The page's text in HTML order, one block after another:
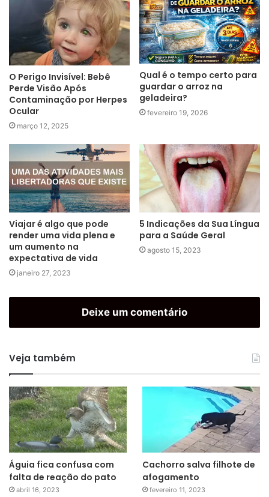
O Perigo Invisível: Bebê
Perde Visão Após
Contaminação por Herpes
Ocular
março 12, 2025
Qual é o tempo certo para
guardar o arroz na
geladeira?
fevereiro 19, 2026
Viajar é algo que pode
render uma vida plena e
um aumento na
expectativa de vida
janeiro 27, 2023
5 Indicações da Sua Língua
para a Saúde Geral
agosto 15, 2023
Deixe um comentário
Veja também
Águia fica confusa com
falta de reação do pato
abril 16, 2023
Cachorro salva filhote de
afogamento
fevereiro 11, 2023